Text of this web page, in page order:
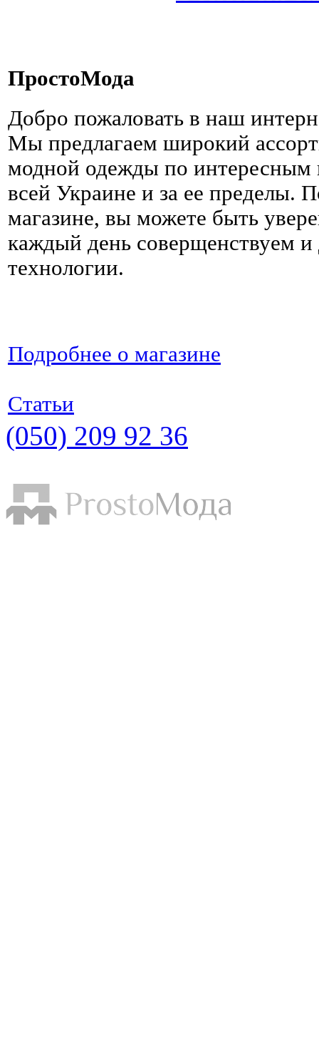
ПростоМода
Добро пожаловать в наш
Мы предлагаем широкий
модной одежды по интересным
всей Украине и за ее пределы.
магазине, вы можете быть
каждый день соверщенствуем и
технологии.
Подробнее о магазине
Статьи
(050) 209 92 36